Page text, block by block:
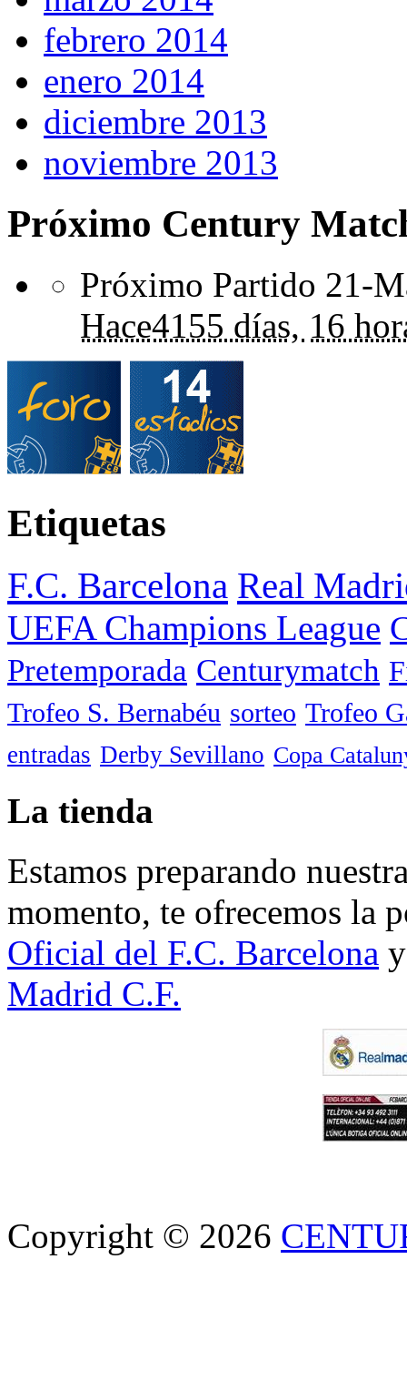
febrero 2014
enero 2014
diciembre 2013
noviembre 2013
Próximo Century
Próximo Partido 21-
Hace4155 días, 16
Etiquetas
F.C. Barcelona Real
UEFA Champions League
Pretemporada Centurymatch
Trofeo S. Bernabéu sorteo Trofeo
entradas Derby Sevillano Copa
La tienda
Estamos preparando
momento, te ofrecemos la
Oficial del F.C. Barcelona
Madrid C.F.
Copyright © 2026